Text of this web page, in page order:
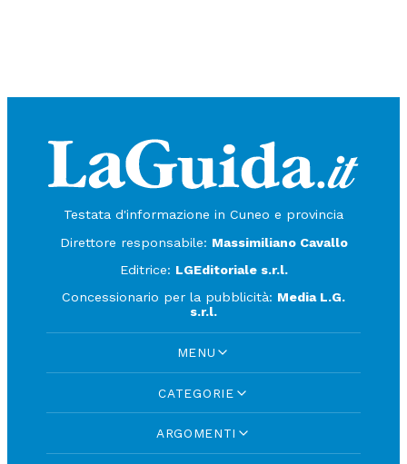
Testata d'informazione in Cuneo e provincia
Direttore responsabile: Massimiliano Cavallo
Editrice: LGEditoriale s.r.l.
Concessionario per la pubblicità: Media L.G.
s.r.l.
MENU
CATEGORIE
ARGOMENTI